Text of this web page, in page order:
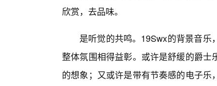
欣赏，去品味。
是听觉的共鸣。19Swx的背景音
整体氛围相得益彰。或许是舒缓的爵
的想象；又或许是带有节奏感的电子